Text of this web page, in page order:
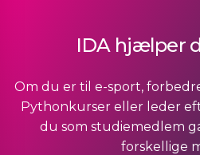
IDA hjælper
Om du er til e-sport,
Pythonkurser eller leder
du som studiemedlem
forskellige